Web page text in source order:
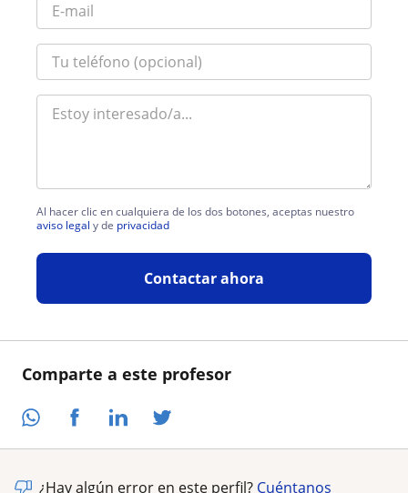
Comparte a este profesor
Al hacer clic en cualquiera de los dos botones, aceptas nuestro
aviso legal y de privacidad
Contactar ahora
¿Hay algún error en este perfil? Cuéntanos